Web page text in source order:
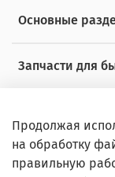
Основные
Запчасти для
Продолжая
на обработку
правильную